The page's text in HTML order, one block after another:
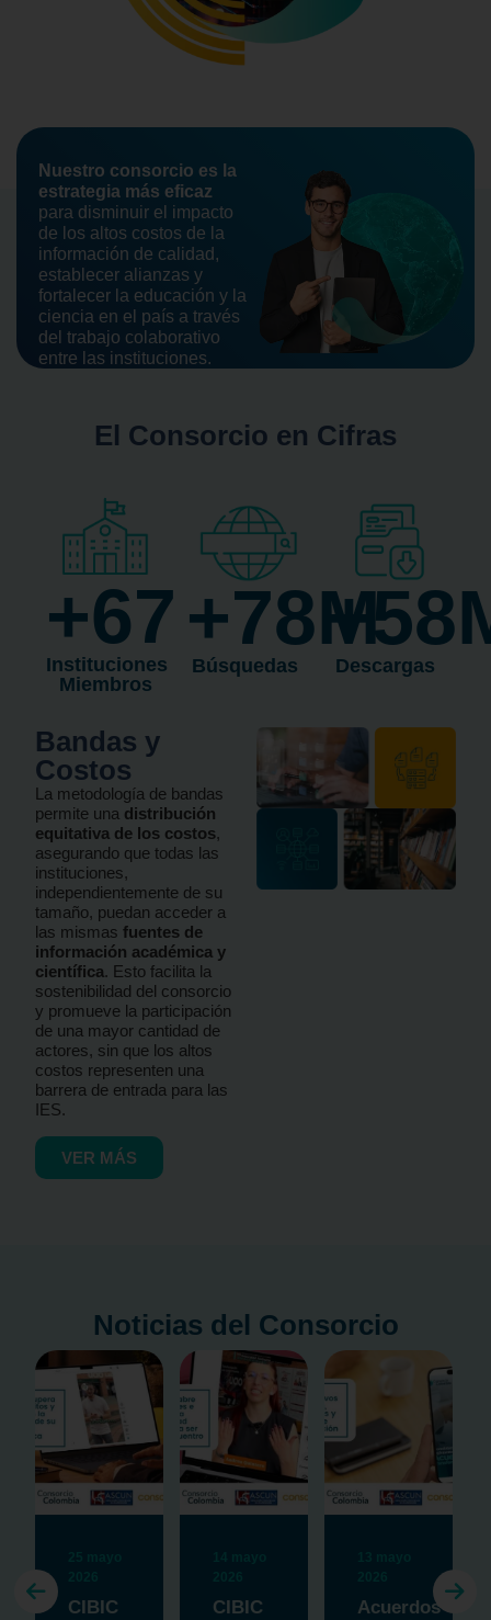
Nuestro consorcio es la
estrategia más eficaz
para disminuir el impacto
de los altos costos de la
información de calidad,
establecer alianzas y
fortalecer la educación y la
ciencia en el país a través
del trabajo colaborativo
entre las instituciones.
El Consorcio en Cifras
+67
Instituciones
Miembros
+78M
Búsquedas
+58
Descargas
Bandas y
Costos
La metodología de bandas
permite una distribución
equitativa de los costos,
asegurando que todas las
instituciones,
independientemente de su
tamaño, puedan acceder a
las mismasfuentes de
información académica y
científica. Esto facilita la
sostenibilidad del consorcio
y promueve la participación
de una mayor cantidad de
actores, sin que los altos
costos representen una
barrera de entrada para las
IES.
VER MÁS
Noticias del Consorcio
CIBIC
CIBIC
Acuerdos